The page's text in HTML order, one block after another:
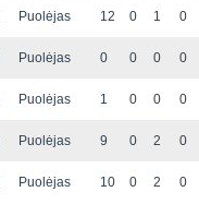
Puolėjas 12 0 1 0
Puolėjas 0 0 0 0
Puolėjas 1 0 0 0
Puolėjas 9 0 2 0
Puolėjas 10 0 2 0